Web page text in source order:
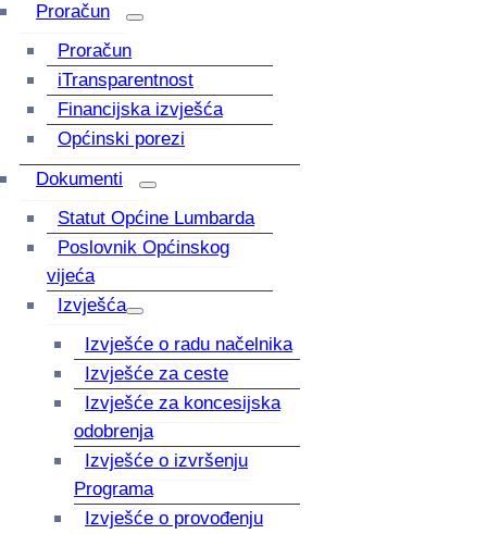
Proračun
Proračun
iTransparentnost
Financijska izvješća
Općinski porezi
Dokumenti
Statut Općine Lumbarda
Poslovnik Općinskog
vijeća
Izvješća
Izvješće o radu načelnika
Izvješće za ceste
Izvješće za koncesijska
odobrenja
Izvješće o izvršenju
Programa
Izvješće o provođenju